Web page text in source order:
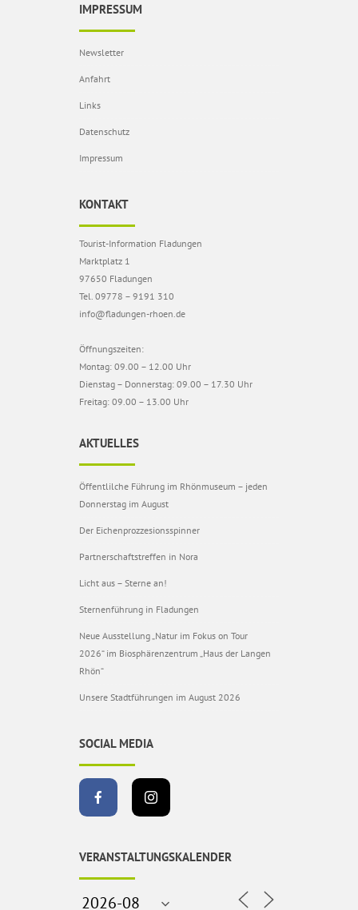
IMPRESSUM
Newsletter
Anfahrt
Links
Datenschutz
Impressum
KONTAKT
Tourist-Information Fladungen
Marktplatz 1
97650 Fladungen
Tel. 09778 – 9191 310
info@fladungen-rhoen.de
Öffnungszeiten:
Montag: 09.00 – 12.00 Uhr
Dienstag – Donnerstag: 09.00 – 17.30 Uhr
Freitag: 09.00 – 13.00 Uhr
AKTUELLES
Öffentlilche Führung im Rhönmuseum – jeden
Donnerstag im August
Der Eichenprozzesionsspinner
Partnerschaftstreffen in Nora
Licht aus – Sterne an!
Sternenführung in Fladungen
Neue Ausstellung „Natur im Fokus on Tour
2026“ im Biosphärenzentrum „Haus der Langen
Rhön“
Unsere Stadtführungen im August 2026
SOCIAL MEDIA
VERANSTALTUNGSKALENDER